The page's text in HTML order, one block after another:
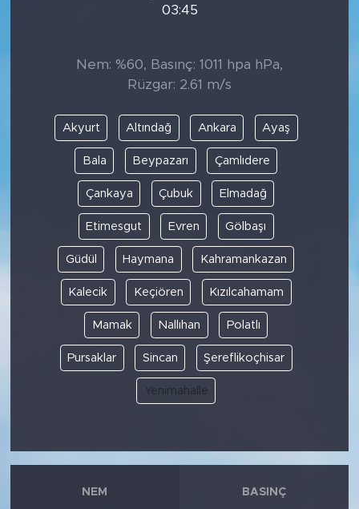
03:45
Nem: %60, Basınç: 1011 hpa hPa,
Rüzgar: 2.61 m/s
Akyurt Altındağ Ankara Ayaş
Bala Beypazarı Çamlıdere
Çankaya Çubuk Elmadağ
Etimesgut Evren Gölbaşı
Güdül Haymana Kahramankazan
Kalecik Keçiören Kızılcahamam
Mamak Nallıhan Polatlı
Pursaklar Sincan Şereflikoçhisar
Yenimahalle
NEM BASINÇ
POLİTİKA
EKONOMİ
KÜLTÜR SANAT
YAŞAM
TARİHTEN GÜNÜMÜZE
TARİH